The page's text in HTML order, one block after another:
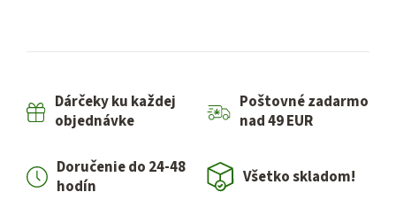
Dárčeky ku každej
objednávke
Poštovné zadarmo
nad 49 EUR
Doručenie do 24-48
hodín
Všetko skladom!